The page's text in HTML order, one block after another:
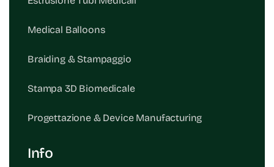
Medical Balloons
Braiding & Stampaggio
Stampa 3D Biomedicale
Progettazione & Device Manufacturing
Info